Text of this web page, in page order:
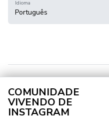
COMUNIDADE
VIVENDO DE
INSTAGRAM
Idioma
Português
Central de ajuda
Hotmart — 2011-2026 ©